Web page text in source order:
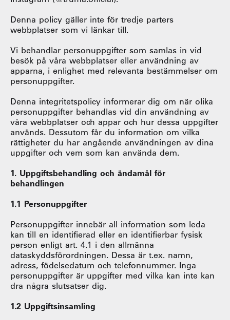
Denna policy gäller inte för tredje parters
webbplatser som vi länkar till.
Vi behandlar personuppgifter som samlas in vid
besök på våra webbplatser eller användning av
apparna, i enlighet med relevanta bestämmelser om
personuppgifter.
Denna integritetspolicy informerar dig om när olika
personuppgifter behandlas vid din användning av
våra webbplatser och appar och hur dessa uppgifter
används. Dessutom får du information om vilka
rättigheter du har angående användningen av dina
uppgifter och vem som kan använda dem.
1. Uppgiftsbehandling och ändamål för
behandlingen
1.1 Personuppgifter
Personuppgifter innebär all information som leda
kan till en identifierad eller en identifierbar fysisk
person enligt art. 4.1 i den allmänna
dataskyddsförordningen. Dessa är t.ex. namn,
adress, födelsedatum och telefonnummer. Inga
personuppgifter är uppgifter med vilka kan inte kan
dra några slutsatser dig.
1.2 Uppgiftsinsamling